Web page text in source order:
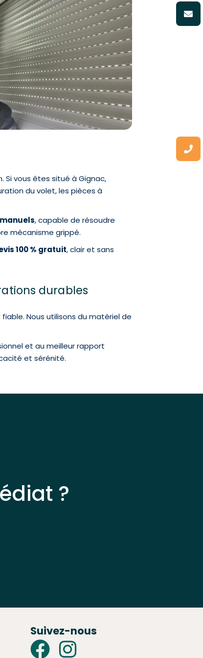
vous êtes situé à Gignac,
du volet, les pièces à
, capable de résoudre
mécanisme grippé.
100 % gratuit, clair et sans
durables
Nous utilisons du matériel de
et au meilleur rapport
et sérénité.
?
Suivez-nous